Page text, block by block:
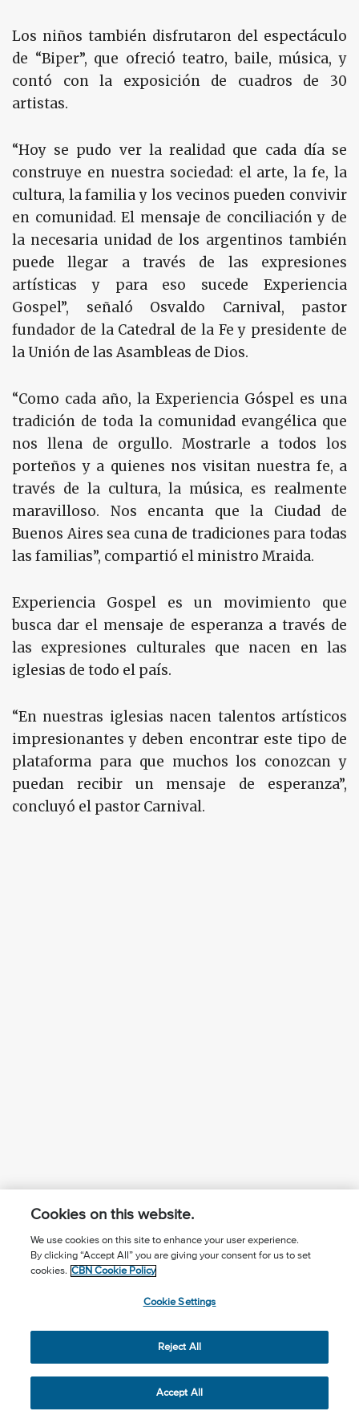
Los niños también disfrutaron del espectáculo
de “Biper”, que ofreció teatro, baile, música, y
contó con la exposición de cuadros de 30
artistas.
“Hoy se pudo ver la realidad que cada día se
construye en nuestra sociedad: el arte, la fe, la
cultura, la familia y los vecinos pueden convivir
en comunidad. El mensaje de conciliación y de
la necesaria unidad de los argentinos también
puede llegar a través de las expresiones
artísticas y para eso sucede Experiencia
Gospel”, señaló Osvaldo Carnival, pastor
fundador de la Catedral de la Fe y presidente de
la Unión de las Asambleas de Dios.
“Como cada año, la Experiencia Góspel es una
tradición de toda la comunidad evangélica que
nos llena de orgullo. Mostrarle a todos los
porteños y a quienes nos visitan nuestra fe, a
través de la cultura, la música, es realmente
maravilloso. Nos encanta que la Ciudad de
Buenos Aires sea cuna de tradiciones para todas
las familias”, compartió el ministro Mraida.
Experiencia Gospel es un movimiento que
busca dar el mensaje de esperanza a través de
las expresiones culturales que nacen en las
iglesias de todo el país.
“En nuestras iglesias nacen talentos artísticos
impresionantes y deben encontrar este tipo de
plataforma para que muchos los conozcan y
puedan recibir un mensaje de esperanza”,
concluyó el pastor Carnival.
¿Conoces a Jesús?
Suscríbase al boletín
Seguir Mundo Cristiano
Terms of Use
Cookie Settings
© 2026 The Christian Broadcasting Network, Inc., A nonprofit
Cookies on this website.
We use cookies on this site to enhance your user experience.
By clicking “Accept All” you are giving your consent for us to set
cookies. CBN Cookie Policy
Cookie Settings
Reject All
Accept All